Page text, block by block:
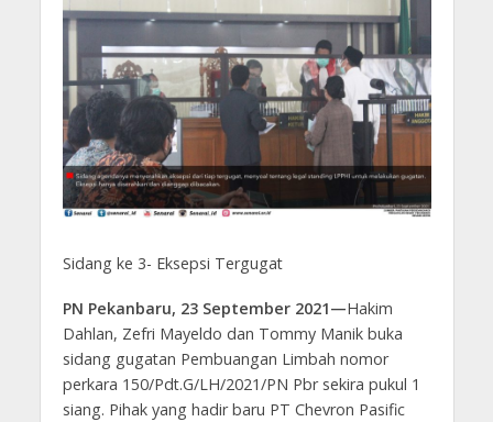
Sidang ke 3- Eksepsi Tergugat
PN Pekanbaru, 23 September 2021—Hakim
Dahlan, Zefri Mayeldo dan Tommy Manik buka
sidang gugatan Pembuangan Limbah nomor
perkara 150/Pdt.G/LH/2021/PN Pbr sekira pukul 1
siang. Pihak yang hadir baru PT Chevron Pasific